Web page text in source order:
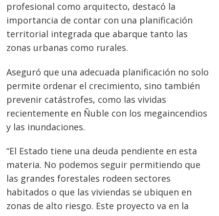
profesional como arquitecto, destacó la
importancia de contar con una planificación
territorial integrada que abarque tanto las
zonas urbanas como rurales.
Aseguró que una adecuada planificación no solo
permite ordenar el crecimiento, sino también
prevenir catástrofes, como las vividas
recientemente en Ñuble con los megaincendios
y las inundaciones.
“El Estado tiene una deuda pendiente en esta
materia. No podemos seguir permitiendo que
las grandes forestales rodeen sectores
habitados o que las viviendas se ubiquen en
zonas de alto riesgo. Este proyecto va en la
Navegación
de